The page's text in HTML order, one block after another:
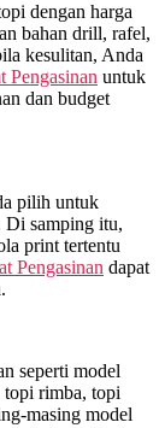
dengan harga
bahan drill, rafel,
kesulitan, Anda
Pengasinan untuk
dan budget
pilih untuk
Di samping itu,
print tertentu
Pengasinan dapat
seperti model
topi rimba, topi
masing model